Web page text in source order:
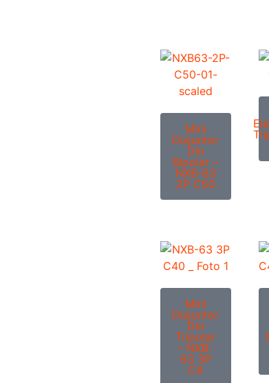
Mini
Disjuntor
Din
Bipolar –
NXB-63
2P C50
Mini
Disjuntor
Din
Tripolar
– NXB-
63 3P
C4